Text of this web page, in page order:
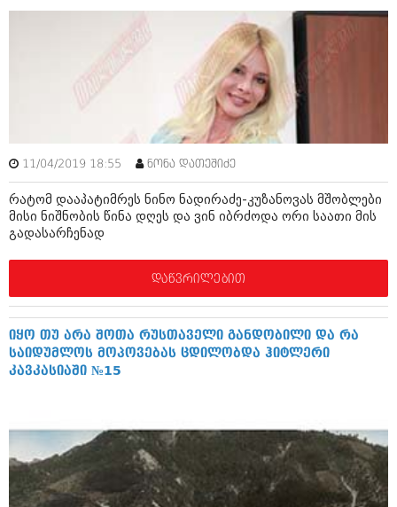
ჰოროსკოპი და შეუცნობელი
კრიმინალი
რომანი და დეტექტივი
სახალისო ამბები
შოუბიზნესი
დაიჯესტი
ისტორია
სხვადასხვა
ანონსი
აგვისტო 2018 (162)
ივლისი 2018 (223)
ივნისი 2018 (244)
მაისი 2018 (211)
კრიმინალი
რომანი და დეტექტივი
სახალისო ამბები
ქალი და მამაკაცი
ისტორია
ნოემბერი 2020 (103)
ივლისი 2020 (204)
ივნისი 2020 (249)
არქივის ზომის ნახვა
11/04/2019 18:55 ნონა დათეშიძე
რატომ დააპატიმრეს ნინო ნადირაძე-კუზანოვას მშობლები
მისი ნიშნობის წინა დღეს და ვინ იბრძოდა ორი საათი მის
გადასარჩენად
დაწვრილებით
იყო თუ არა შოთა რუსთაველი განდობილი და რა
საიდუმლოს მოპოვებას ცდილობდა ჰიტლერი
კავკასიაში №15